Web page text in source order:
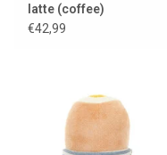
latte (coffee)
€42,99